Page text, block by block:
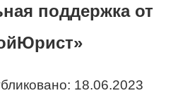
поддержка от
18.06.2023